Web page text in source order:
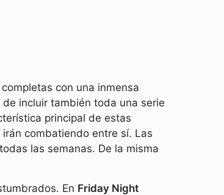
con una inmensa
incluir también toda una serie
principal de estas
combatiendo entre sí. Las
las semanas. De la misma
En Friday Night